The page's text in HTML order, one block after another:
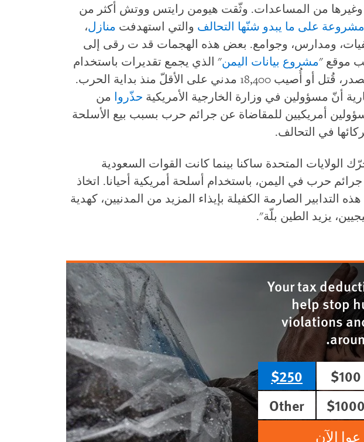
وغيرها من المساعدات. وثّقت هيومن رايتس ووتش أكثر من
مشروعة على ما يبدو شنها التحالف والتي استهدفت منازل،
ومدارس، وجوامع. بعض هذه الهجمات قد ت رقى إلى
موقع "مشروع بيانات اليمن" الذي يجمع تقديرات باستخدام
بيانات مفتوحة المصدر، قُتل أو أُصيب 18,400 مدني على الأقلّ منذ بداية الحرب.
أنّ مسؤولين في وزارة الخارجية الأمريكية حذروا من
أمريكيين للمقاضاة عن جرائم حرب بسبب بيع الأسلحة
في التحالف.
الولايات المتحدة ساكنا بينما كانت القوات السعودية
جرائم حرب في اليمن، باستخدام أسلحة أمريكية أحيانا. اتخاذ
التدابير الصارمة الكفيلة بإيذاء المزيد من المدنيين، كهدية
يزيد الطين بلّة".
Your tax
help stop
violations
$100
$250
$1000
Other
الآن